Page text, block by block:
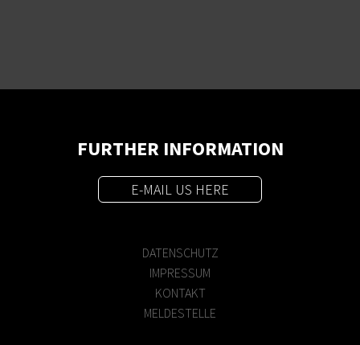
FURTHER INFORMATION
E-MAIL US HERE
DATENSCHUTZ
IMPRESSUM
KONTAKT
MELDESTELLE